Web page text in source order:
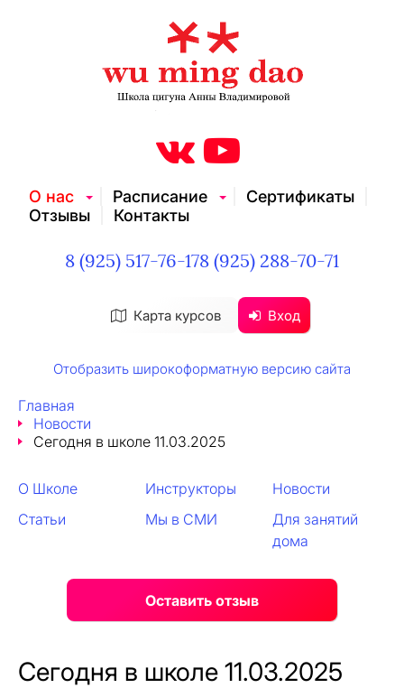
О нас Расписание
Сертификаты
Отзывы
Контакты
Карта курсов Вход
8 (925) 517-76-178 (925) 288-70-71
Отобразить широкоформатную версию сайта
Главная
Новости
Сегодня в школе 11.03.2025
О Школе Инструкторы
Новости
Статьи
Мы в СМИ
Для занятий
дома
Оставить отзыв
Сегодня в школе 11.03.2025